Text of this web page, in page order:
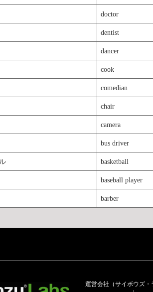
doctor
dentist
dancer
cook
comedian
chair
camera
bus driver
basketball
baseball player
barber
運営会社（サイボウズ・